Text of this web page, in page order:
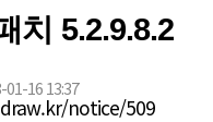
치 5.2.9.8.2
16 13:37
notice/509